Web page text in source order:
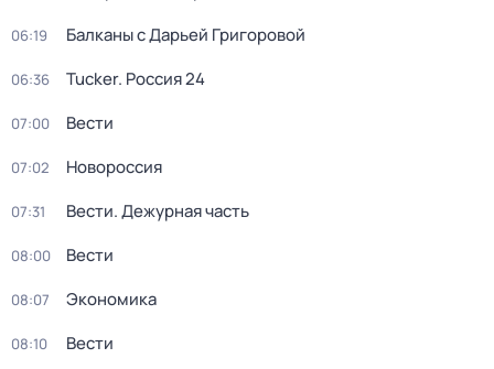
06:19 Балканы с Дарьей Григоровой
06:36 Tucker. Россия 24
07:00 Вести
07:02 Новороссия
07:31 Вести. Дежурная часть
08:00 Вести
08:07 Экономика
08:10 Вести